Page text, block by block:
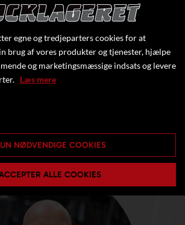
egne og tredjeparters cookies for at
brug af vores produkter og tjenester, hjælpe
og marketingsmæssige indsats og levere
Læs mere
NØDVENDIGE COOKIES
ALLE COOKIES